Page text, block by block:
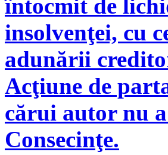
întocmit de
insolvenţei, cu
adunării
Acţiune de
cărui autor nu
Consecinţe.